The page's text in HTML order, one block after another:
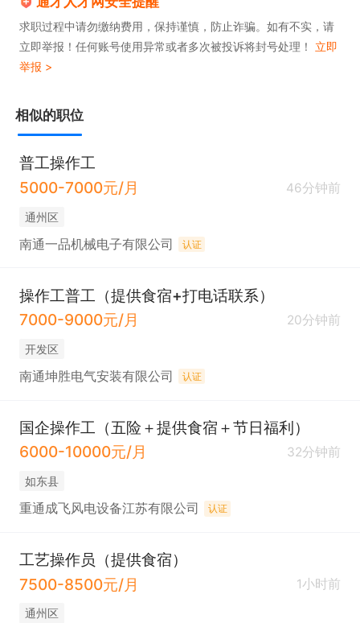
求职过程中请勿缴纳费用，保持谨慎，防止诈骗。如有不实，请
立即举报！任何账号使用异常或者多次被投诉将封号处理！ 立即
举报 >
相似的职位
普工操作工
5000-7000元/月
46分钟前
通州区
南通一品机械电子有限公司 认证
操作工普工（提供食宿+打电话联系）
7000-9000元/月
20分钟前
开发区
南通坤胜电气安装有限公司 认证
国企操作工（五险＋提供食宿＋节日福利）
6000-10000元/月
32分钟前
如东县
重通成飞风电设备江苏有限公司 认证
工艺操作员（提供食宿）
7500-8500元/月
1小时前
通州区